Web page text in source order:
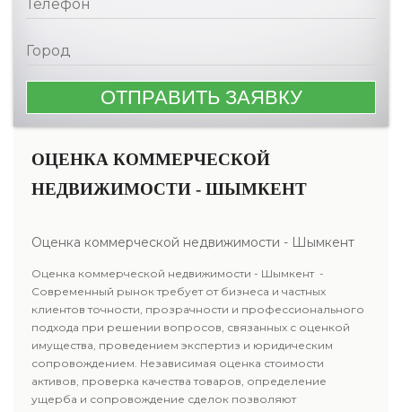
ОЦЕНКА КОММЕРЧЕСКОЙ
НЕДВИЖИМОСТИ - ШЫМКЕНТ
Оценка коммерческой недвижимости - Шымкент
Оценка коммерческой недвижимости - Шымкент -
Современный рынок требует от бизнеса и частных
клиентов точности, прозрачности и профессионального
подхода при решении вопросов, связанных с оценкой
имущества, проведением экспертиз и юридическим
сопровождением. Независимая оценка стоимости
активов, проверка качества товаров, определение
ущерба и сопровождение сделок позволяют